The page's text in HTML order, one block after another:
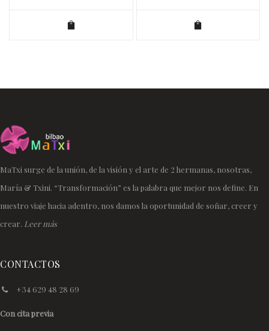
MaTxi surge de la unión, de la visión y el arte de 2 hermanas, nosotras,
María & Txini. “Transformación” es la palabra que mejor nos define. En
nuestro viaje hacia adentro, nos damos la oportunidad de soñar, creer y
crear. Leer más
CONTACTOS
+34 629 48 28 69
Con cita previa